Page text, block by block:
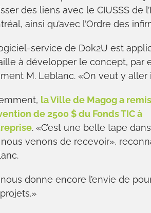
des liens avec le CIUSSS de
ainsi qu’avec l’Ordre des
service de Dok2U est
à développer le concept, par
M. Leblanc. «On veut y
la Ville de Magog a
de 2500 $ du Fonds TIC à
. «C’est une belle tape
venons de recevoir»,
donne encore l’envie de